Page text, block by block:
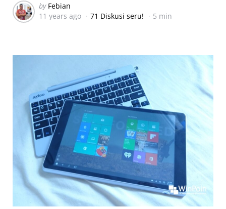
Posted
by
by Febian
11 years ago
71 Diskusi seru! 5 min